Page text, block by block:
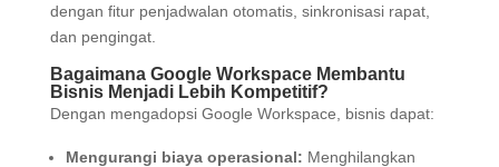
dengan fitur penjadwalan otomatis, sinkronisasi rapat,
dan pengingat.
Bagaimana Google Workspace Membantu
Bisnis Menjadi Lebih Kompetitif?
Dengan mengadopsi Google Workspace, bisnis dapat:
Mengurangi biaya operasional: Menghilangkan